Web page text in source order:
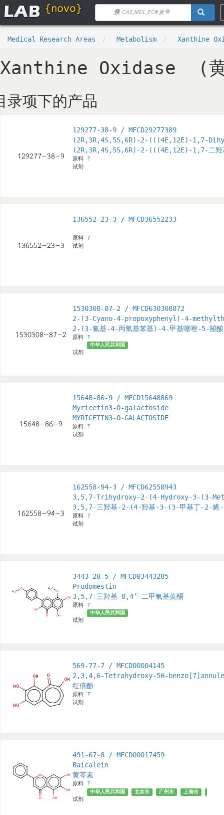
Medical Research Areas Metabolism Xanthine
Xanthine Oxidase (黄
录项下的产品
129277-38-9 / MFCD29277389
(2R,3R,4S,5S,6R)-2-(((4E,12E)-1,7-
(2R,3R,4S,5S,6R)-2-(((4E,12E)-1,7-二
原料 ?
试剂
136552-23-3 / MFCD36552233
原料 ?
试剂
1530308-87-2 / MFCD630308872
2-(3-Cyano-4-propoxyphenyl)-4-
2-(3-氰基-4-丙氧基苯基)-4-甲基噻唑-5-羧酸
原料 ?
试剂
中华人民共和国
15648-86-9 / MFCD15648869
Myricetin3-O-galactoside
MYRICETIN3-O-GALACTOSIDE
原料 ?
试剂
162558-94-3 / MFCD62558943
3,5,7-Trihydroxy-2-(4-Hydroxy-3-(3-
3,5,7-三羟基-2-(4-羟基-3-(3-甲基丁-2-烯
原料 ?
试剂
3443-28-5 / MFCD03443285
Prudomestin
3,5,7-三羟基-8,4’-二甲氧基黄酮
原料 ?
试剂
中华人民共和国
569-77-7 / MFCD00004145
2,3,4,6-Tetrahydroxy-5H-
红倍酚
原料 ?
试剂
491-67-8 / MFCD00017459
Baicalein
黄芩素
原料 ?
试剂
中华人民共和国 北京市 广州市 上海市